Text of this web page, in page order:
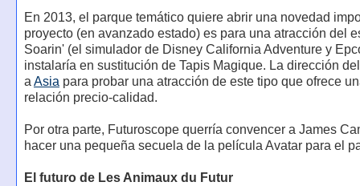
En 2013, el parque temático quiere abrir una novedad
proyecto (en avanzado estado) es para una atracción del
Soarin' (el simulador de Disney California Adventure y
instalaría en sustitución de Tapis Magique. La dirección
a Asia para probar una atracción de este tipo que ofrece
relación precio-calidad.
Por otra parte, Futuroscope querría convencer a James
hacer una pequeña secuela de la película Avatar para el
El futuro de Les Animaux du Futur